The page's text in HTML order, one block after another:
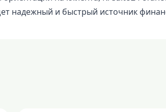
надежный и быстрый источник